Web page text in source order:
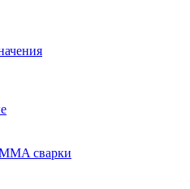
сварки